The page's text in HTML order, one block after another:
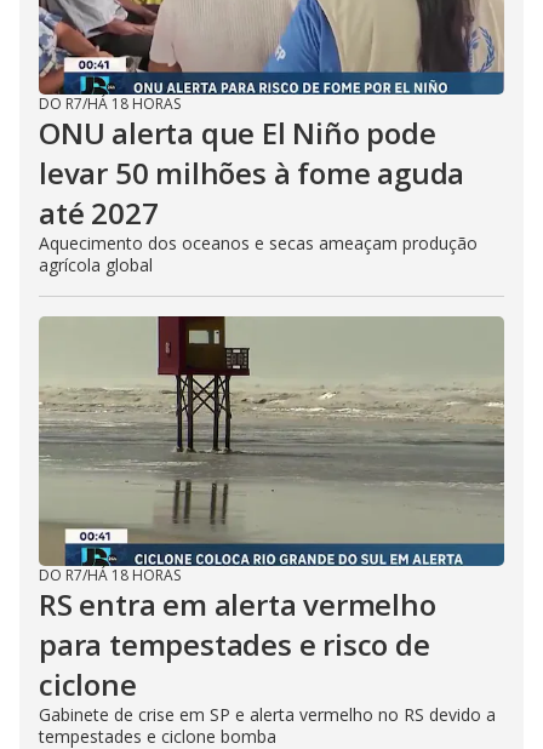
DO R7/HÁ 18 HORAS
ONU alerta que El Niño pode
levar 50 milhões à fome aguda
até 2027
Aquecimento dos oceanos e secas ameaçam produção
agrícola global
DO R7/HÁ 18 HORAS
RS entra em alerta vermelho
para tempestades e risco de
ciclone
Gabinete de crise em SP e alerta vermelho no RS devido a
tempestades e ciclone bomba